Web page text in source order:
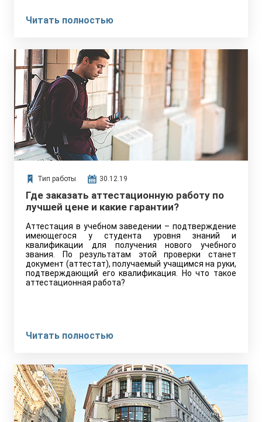
Читать полностью
Тип работы 30.12.19
Где заказать аттестационную работу по
лучшей цене и какие гарантии?
Аттестация в учебном заведении – подтверждение
имеющегося у студента уровня знаний и
квалификации для получения нового учебного
звания. По результатам этой проверки станет
документ (аттестат), получаемый учащимся на руки,
подтверждающий его квалификация. Но что такое
аттестационная работа?
Читать полностью